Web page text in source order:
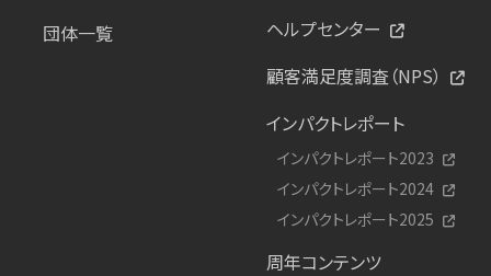
団体一覧
ヘルプセンター
顧客満足度調査（NPS）
インパクトレポート
インパクトレポート2023
インパクトレポート2024
インパクトレポート2025
周年コンテンツ